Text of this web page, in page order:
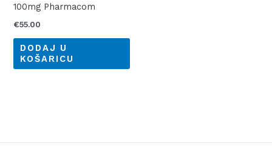
100mg Pharmacom
€55.00
DODAJ U
KOŠARICU